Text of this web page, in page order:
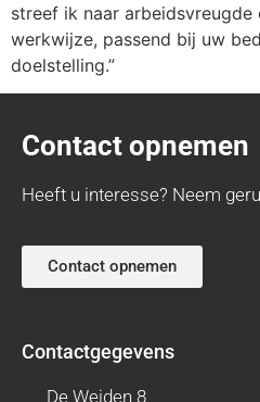
streef ik naar arbeidsvreugde
werkwijze, passend bij uw
doelstelling.”
Contact opnemen
Heeft u interesse? Neem
Contact opnemen
Contactgegevens
De Weiden 8